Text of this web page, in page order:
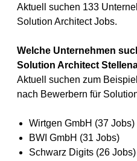
Aktuell suchen 133
Solution Architect Jobs.
Welche Unternehmen
Solution Architect
Aktuell suchen zum
nach Bewerbern für
Wirtgen GmbH (37 Jobs)
BWI GmbH (31 Jobs)
Schwarz Digits (26 Jobs)